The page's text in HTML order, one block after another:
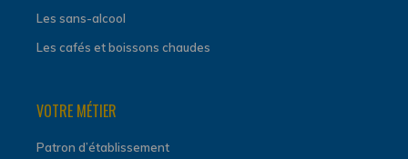
Les sans-alcool
Les cafés et boissons chaudes
VOTRE MÉTIER
Patron d’établissement